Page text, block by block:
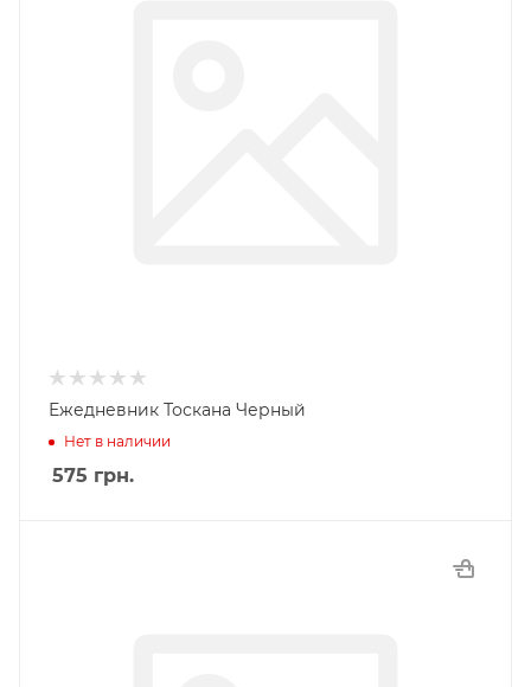
Ежедневник Тоскана Черный
Нет в наличии
575 грн.